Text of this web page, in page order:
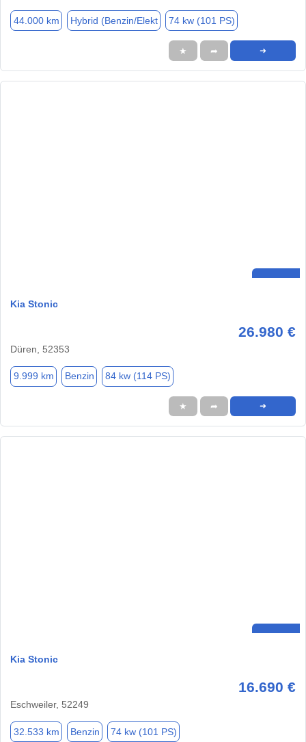
44.000 km Hybrid (Benzin/Elekt 74 kw (101 PS)
★ ➦ ➜
Kia Stonic
26.980 €
Düren, 52353
9.999 km Benzin 84 kw (114 PS)
★ ➦ ➜
Kia Stonic
16.690 €
Eschweiler, 52249
32.533 km Benzin 74 kw (101 PS)